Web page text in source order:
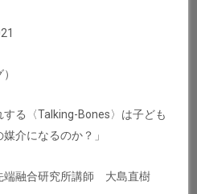
る〈Talking-Bones〉は子ども
介になるのか？」
端融合研究所講師 大島直樹